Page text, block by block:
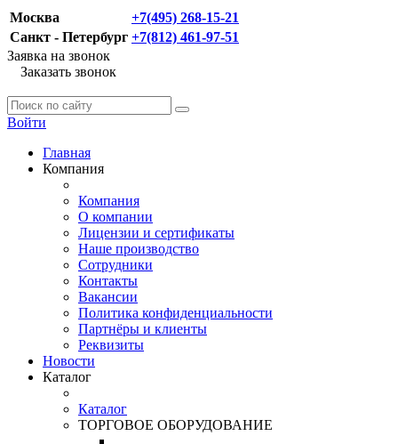
Москва
+7(495) 268-15-21
Санкт - Петербург +7(812) 461-97-51
Заявка на звонок
Заказать звонок
Войти
Главная
Компания
Компания
О компании
Лицензии и сертификаты
Наше производство
Сотрудники
Контакты
Вакансии
Политика конфиденциальности
Партнёры и клиенты
Реквизиты
Новости
Каталог
Каталог
ТОРГОВОЕ ОБОРУДОВАНИЕ